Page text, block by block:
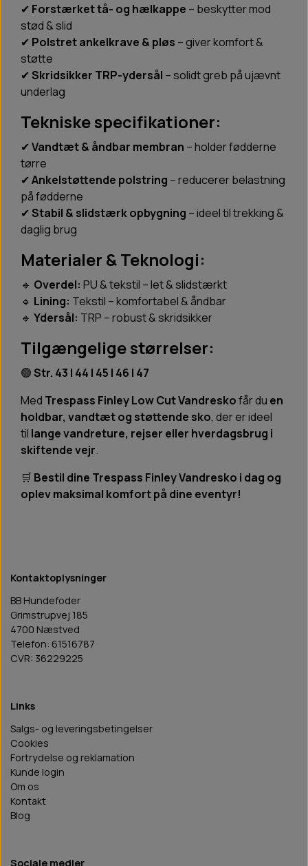
✔ Forstærket tå- og hælkappe – beskytter mod
stød & slid
✔ Polstret ankelkrave & pløs – giver komfort &
støtte
✔Skridsikker TRP-ydersål – solidt greb på ujævnt
underlag
Tekniske specifikationer:
✔Vandtæt & åndbar membran – holder fødderne
tørre
✔Ankelstøttende polstring – reducerer belastning
på fødderne
✔Stabil & slidstærk opbygning – ideel til trekking &
daglig brug
Materialer & Teknologi:
🔹 Overdel: PU & tekstil – let & slidstærkt
🔹 Lining: Tekstil – komfortabel & åndbar
🔹 Ydersål: TRP – robust & skridsikker
Tilgængelige størrelser:
🟢Str. 43 | 44 | 45 | 46 | 47
Med Trespass Finley Low Cut Vandreskofår du en
holdbar, vandtæt og støttende sko, der er ideel
til lange vandreture, rejser eller hverdagsbrug i
skiftende vejr.
🛒 Bestil dine Trespass Finley Vandresko i dag og
oplev maksimal komfort på dine eventyr!
Kontaktoplysninger
BB Hundefoder
Grimstrupvej 185
4700 Næstved
Telefon: 61516787
CVR: 36229225
Links
Salgs- og leveringsbetingelser
Cookies
Fortrydelse og reklamation
Kunde login
Om os
Kontakt
Blog
Sociale medier